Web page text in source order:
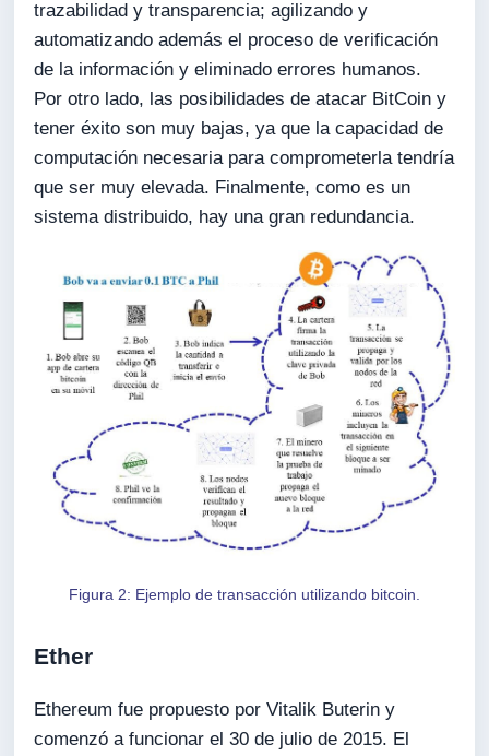
trazabilidad y transparencia; agilizando y
automatizando además el proceso de verificación
de la información y eliminado errores humanos.
Por otro lado, las posibilidades de atacar BitCoin y
tener éxito son muy bajas, ya que la capacidad de
computación necesaria para comprometerla tendría
que ser muy elevada. Finalmente, como es un
sistema distribuido, hay una gran redundancia.
Figura 2: Ejemplo de transacción utilizando bitcoin.
Ether
Ethereum fue propuesto por Vitalik Buterin y
comenzó a funcionar el 30 de julio de 2015. El